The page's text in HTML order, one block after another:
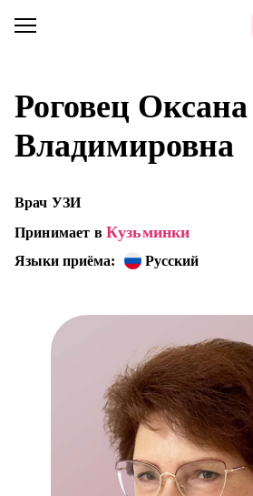
Роговец Оксана
Владимировна
Врач УЗИ
Принимает в Кузьминки
Языки приёма: Русский